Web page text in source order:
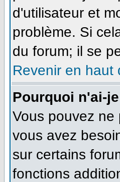
d'utilisateur et
problème. Si
du forum; il se
Revenir en haut
Pourquoi n'ai-
Vous pouvez ne
vous avez
sur certains
fonctions